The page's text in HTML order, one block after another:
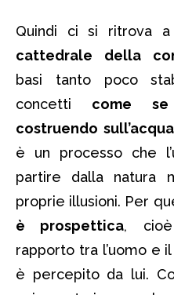
Quindi ci si ritrova a
cattedrale della
basi tanto poco
concetti come se
costruendo
è un processo che
partire dalla natura
proprie illusioni. Per
è prospettica,
rapporto tra l’uomo e
è percepito da lui.